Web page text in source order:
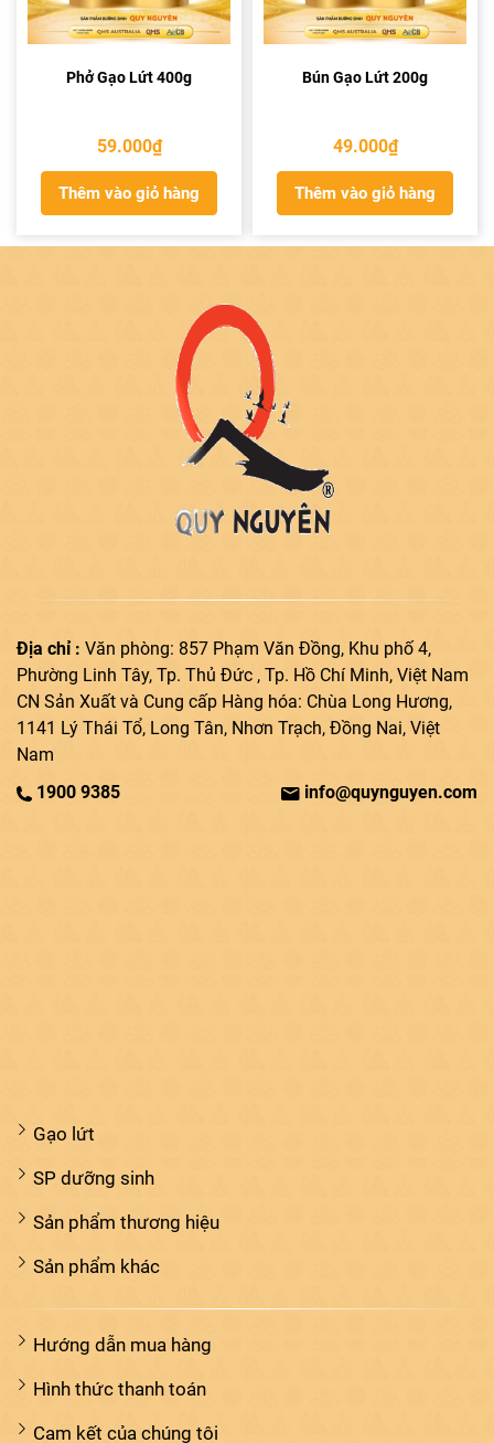
Phở Gạo Lứt 400g
59.000₫
Thêm vào giỏ hàng
Bún Gạo Lứt 200g
49.000₫
Thêm vào giỏ hàng
Địa chỉ : Văn phòng: 857 Phạm Văn Đồng, Khu phố 4,
Phường Linh Tây, Tp. Thủ Đức , Tp. Hồ Chí Minh, Việt Nam
CN Sản Xuất và Cung cấp Hàng hóa: Chùa Long Hương,
1141 Lý Thái Tổ, Long Tân, Nhơn Trạch, Đồng Nai, Việt
Nam
1900 9385
info@quynguyen.com
Gạo lứt
SP dưỡng sinh
Sản phẩm thương hiệu
Sản phẩm khác
Hướng dẫn mua hàng
Hình thức thanh toán
Cam kết của chúng tôi